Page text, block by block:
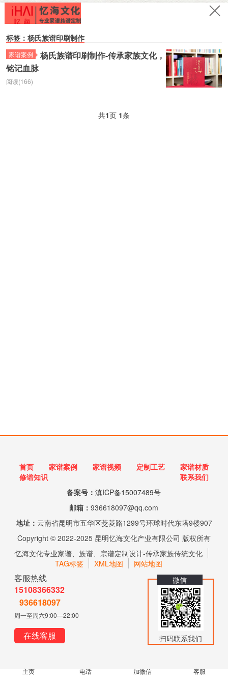
标签：杨氏族谱印刷制作
家谱案例
杨氏族谱印刷制作-传承家族文化，
铭记血脉
阅读(166)
共1页 1条
首页 家谱案例 家谱视频 定制工艺
家谱材质
修谱知识
联系我们
备案号：滇ICP备15007489号
邮箱：936618097@qq.com
地址： 云南省昆明市五华区茭菱路1299号环球时代东塔9楼907
Copyright © 2022-2025 昆明忆海文化产业有限公司 版权所有
忆海文化专业家谱、族谱、宗谱定制设计-传承家族传统文化
TAG标签
XML地图 网站地图
客服热线
15108366332
936618097
周一至周六9:00—22:00
在线客服
微信
扫码联系我们
主页 电话 加微信 客服